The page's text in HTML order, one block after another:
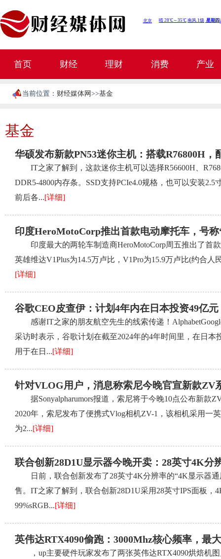
首页 财经 理财 消费 产业
当前位置： 财经媒体网 >>基金
基金
华硕发布新款PN53迷你主机：搭载R76800H，
IT之家了解到，这款迷你主机可以选择R56600H、
DDR5-4800内存条。SSD支持PCIe4.0规格，也可以安装
前后各...[详细]
印度HeroMotoCorp推出首款电动摩托车，号
印度最大的两轮车制造商HeroMotoCorp周五推出了首
英雄维达V1Plus为14.5万卢比，V1Pro为15.9万卢比(约合
[详细]
谷歌CEO皮查伊：计划4年内在日本投资49亿
感谢IT之家的朋友航空先生的线索传递！
采访时表示，谷歌计划在截至2024年的4年时间里，在日
用于在日...[详细]
针对VLOG用户，消息称索尼今晚官宣新款ZV
据Sonyalpharumors报道，索尼将于今晚10点公布新
2020年，索尼发布了便携式Vlog相机ZV-1，该相机采用一
为2...[详细]
联合创新28D1U显示器今晚开卖：28英寸4K分
日前，联合创新发布了28英寸4K分辨率的“4K显示器
售。IT之家了解到，联合创新28D1U采用28英寸IPS面板，
99%sRGB...[详细]
英伟达RTX4090偷跑：3000Mhz核心频率，最
，up主要硬件玩家发布了两张英伟达RTX4090烘焙机